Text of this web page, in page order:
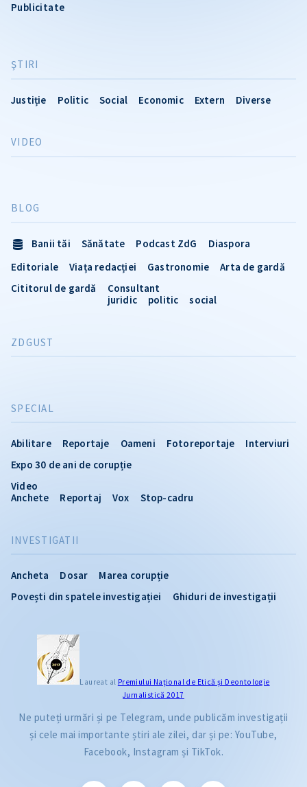
Publicitate
ŞTIRI
Justiție Politic Social Economic Extern Diverse
INVESTIGATII
Ancheta Dosar
Marea corupție
Povești din spatele investigației
Ghiduri de investigații
VIDEO
SPECIAL
Abilitare Reportaje Oameni Fotoreportaje
Interviuri
Expo 30 de ani de corupție
Video
Anchete
Reportaj Vox Stop-cadru
BLOG
Banii tăi Sănătate Podcast ZdG
Diaspora
Editoriale
Viața redacției Gastronomie
Arta de gardă
Cititorul de gardă
Consultant
juridic
politic social
ZDGUST
Laureat al Premiului Naţional de Etică și Deontologie
Jurnalistică 2017
Ne puteți urmări și pe Telegram, unde publicăm investigații
și cele mai importante știri ale zilei, dar și pe: YouTube,
Facebook, Instagram și TikTok.